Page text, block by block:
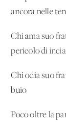
ancora nelle
Chi ama suo
pericolo di
Chi odia suo
buio
Poco oltre la